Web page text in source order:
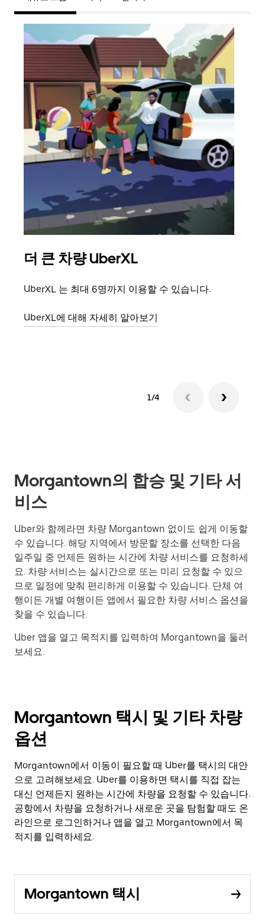
더 큰 차량 UberXL
UberXL 는 최대 6명까지 이용할 수 있습니다.
UberXL에 대해 자세히 알아보기
1/4
Morgantown의 합승 및 기타 서
비스
Uber와 함께라면 차량 Morgantown 없이도 쉽게 이동할
수 있습니다. 해당 지역에서 방문할 장소를 선택한 다음
일주일 중 언제든 원하는 시간에 차량 서비스를 요청하세
요. 차량 서비스는 실시간으로 또는 미리 요청할 수 있으
므로 일정에 맞춰 편리하게 이용할 수 있습니다. 단체 여
행이든 개별 여행이든 앱에서 필요한 차량 서비스 옵션을
찾을 수 있습니다.
Uber 앱을 열고 목적지를 입력하여 Morgantown을 둘러
보세요.
Morgantown 택시 및 기타 차량
옵션
Morgantown에서 이동이 필요할 때 Uber를 택시의 대안
으로 고려해보세요. Uber를 이용하면 택시를 직접 잡는
대신 언제든지 원하는 시간에 차량을 요청할 수 있습니다.
공항에서 차량을 요청하거나 새로운 곳을 탐험할 때도 온
라인으로 로그인하거나 앱을 열고 Morgantown에서 목
적지를 입력하세요.
Morgantown 택시